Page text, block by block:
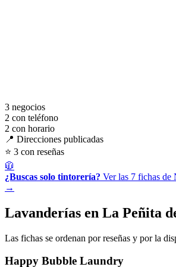
3 negocios
2 con teléfono
2 con horario
📍 Direcciones publicadas
⭐ 3 con reseñas
🧥
¿Buscas solo tintorería? Ver las 7 fichas de
→
Lavanderías en La Peñita
Las fichas se ordenan por reseñas y por la
Happy Bubble Laundry